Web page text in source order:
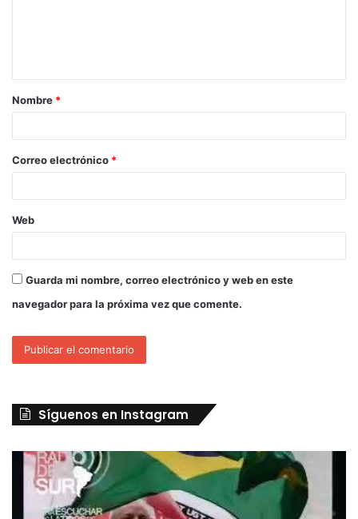
Nombre *
Correo electrónico *
Web
Guarda mi nombre, correo electrónico y web en este
navegador para la próxima vez que comente.
Síguenos en Instagram